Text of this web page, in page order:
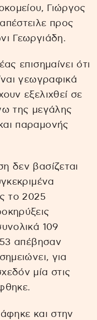
Γιώργος
προς
Γεωργιάδη.
επισημαίνει ότι
γεωγραφικά
εξελιχθεί σε
της μεγάλης
παραμονής
δεν βασίζεται
το 2025
109
απέβησαν
για
μία στις
και στην